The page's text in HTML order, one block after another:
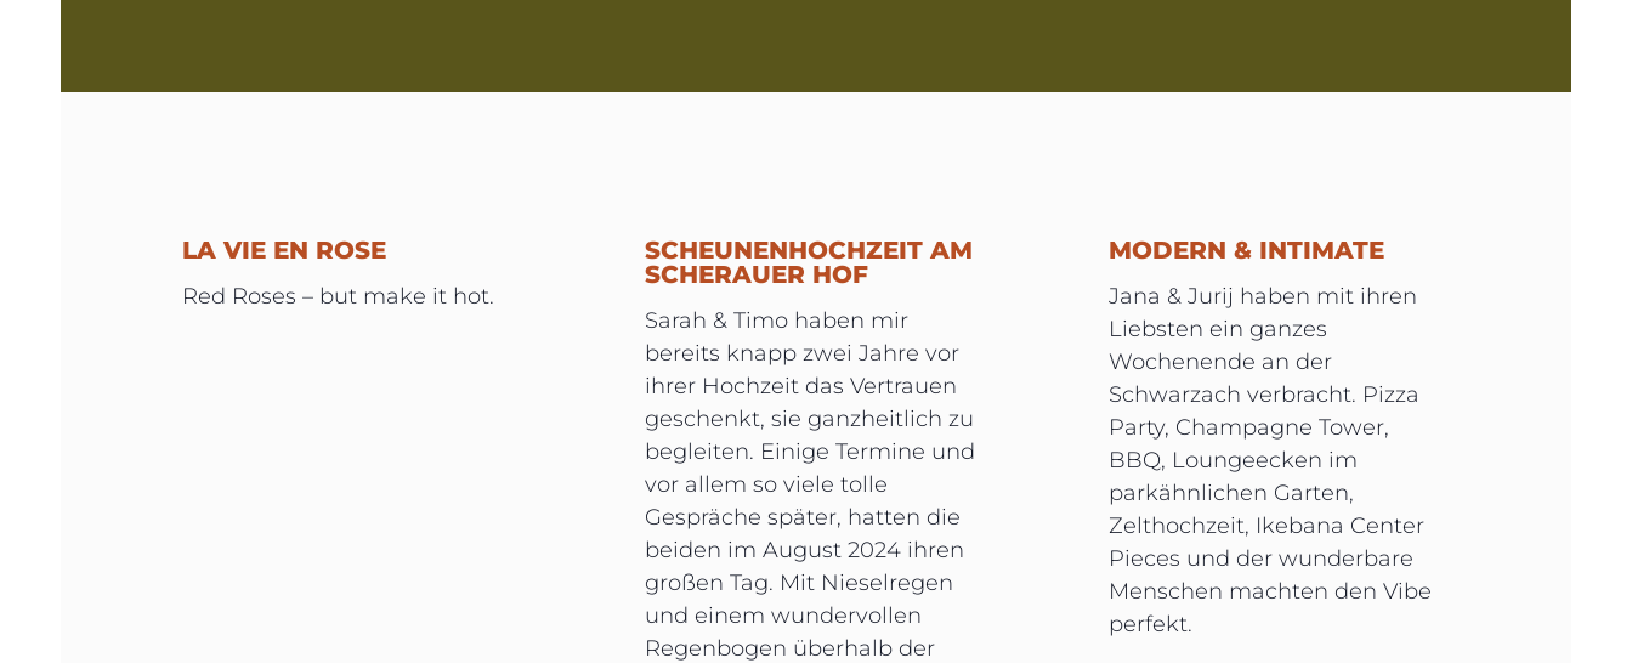
LA VIE EN ROSE
Red Roses – but make it hot.
SCHEUNENHOCHZEIT AM
SCHERAUER HOF
Sarah & Timo haben mir
bereits knapp zwei Jahre vor
ihrer Hochzeit das Vertrauen
geschenkt, sie ganzheitlich zu
begleiten. Einige Termine und
vor allem so viele tolle
Gespräche später, hatten die
beiden im August 2024 ihren
großen Tag. Mit Nieselregen
und einem wundervollen
Regenbogen überhalb der
MODERN & INTIMATE
Jana & Jurij haben mit ihren
Liebsten ein ganzes
Wochenende an der
Schwarzach verbracht. Pizza
Party, Champagne Tower,
BBQ, Loungeecken im
parkähnlichen Garten,
Zelthochzeit, Ikebana Center
Pieces und der wunderbare
Menschen machten den Vibe
perfekt.